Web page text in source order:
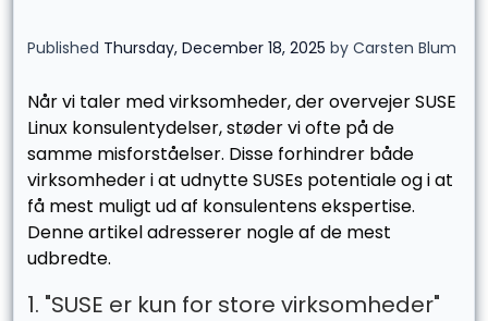
Published Thursday, December 18, 2025 by Carsten Blum
Når vi taler med virksomheder, der overvejer SUSE
Linux konsulentydelser, støder vi ofte på de
samme misforståelser. Disse forhindrer både
virksomheder i at udnytte SUSEs potentiale og i at
få mest muligt ud af konsulentens ekspertise.
Denne artikel adresserer nogle af de mest
udbredte.
1. "SUSE er kun for store virksomheder"